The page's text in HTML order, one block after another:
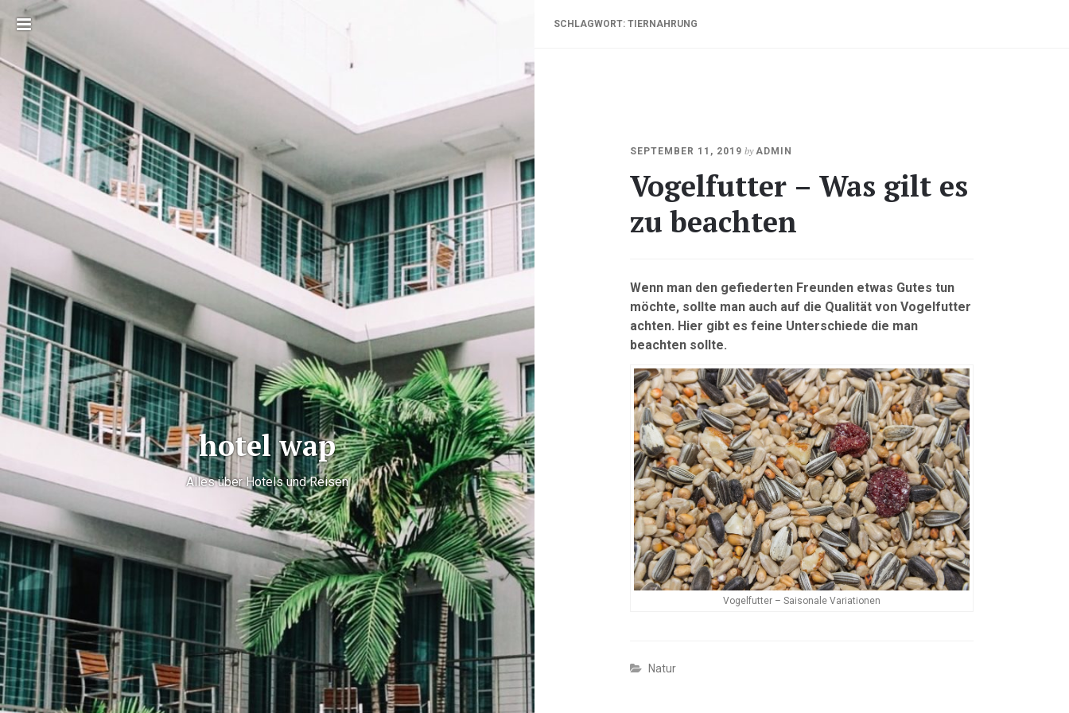
Toggle
sidebar
hotel wap
Alles über Hotels und Reisen
SCHLAGWORT: TIERNAHRUNG
SEPTEMBER 11, 2019 OKTOBER
2020
byADMIN
Vogelfutter – Was gilt es
zu beachten
Wenn man den gefiederten Freunden etwas Gutes tun
möchte, sollte man auch auf die Qualität von Vogelfutter
achten. Hier gibt es feine Unterschiede die man
beachten sollte.
Vogelfutter – Saisonale Variationen
Natur